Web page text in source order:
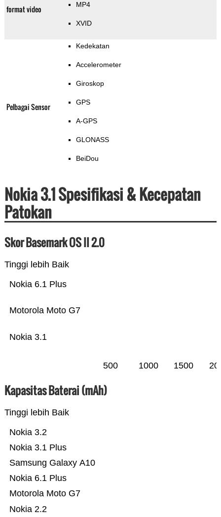
format video MP4
XVID
Pelbagai Sensor
Kedekatan
Accelerometer
Giroskop
GPS
A-GPS
GLONASS
BeiDou
Nokia 3.1 Spesifikasi & Kecepatan
Patokan
Skor Basemark OS II 2.0
Tinggi lebih Baik
Nokia 3.1
Motorola Moto G7
Nokia 6.1 Plus
500 1000 1500
Kapasitas Baterai (mAh)
Tinggi lebih Baik
Nokia 2.2
Motorola Moto G7
Nokia 6.1 Plus
Samsung Galaxy A10
Nokia 3.1 Plus
Nokia 3.2